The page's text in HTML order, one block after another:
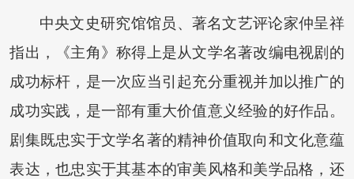
中央文史研究馆馆员、著名文艺评论家仲呈祥
指出，《主角》称得上是从文学名著改编电视剧的
成功标杆，是一次应当引起充分重视并加以推广的
成功实践，是一部有重大价值意义经验的好作品。
剧集既忠实于文学名著的精神价值取向和文化意蕴
表达，也忠实于其基本的审美风格和美学品格，还